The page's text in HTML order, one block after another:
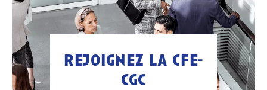
rejoignez la cfe-
cgc